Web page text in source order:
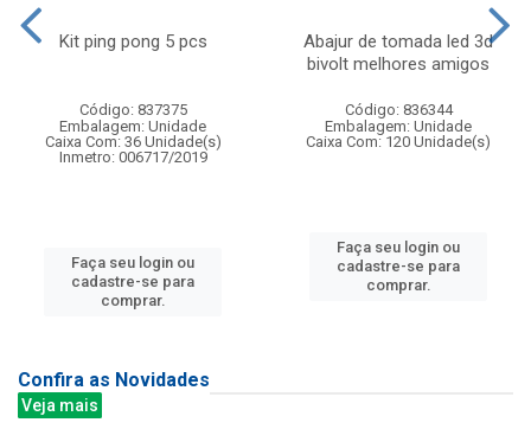
Kit ping pong 5 pcs
Código: 837375
Embalagem: Unidade
Caixa Com: 36 Unidade(s)
Inmetro: 006717/2019
Faça seu login ou
cadastre-se para
comprar.
Abajur de tomada led 3d
bivolt melhores amigos
Código: 836344
Embalagem: Unidade
Caixa Com: 120 Unidade(s)
Faça seu login ou
cadastre-se para
comprar.
Confira as Novidades
Veja mais